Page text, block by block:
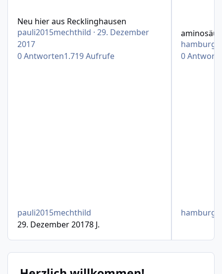
Neu hier aus Recklinghausen
pauli2015mechthild ·29. Dezember
2017
0Antworten1.719Aufrufe
pauli2015mechthild
29. Dezember 20178 J.
0